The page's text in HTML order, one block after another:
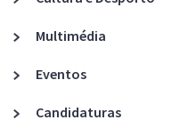
Multimédia
Eventos
Candidaturas